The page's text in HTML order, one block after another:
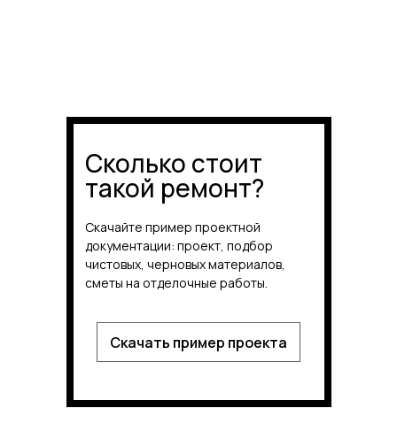
Сколько стоит
такой ремонт?
Скачать пример проекта
Скачайте пример проектной
документации: проект, подбор
чистовых, черновых материалов,
сметы на отделочные работы.